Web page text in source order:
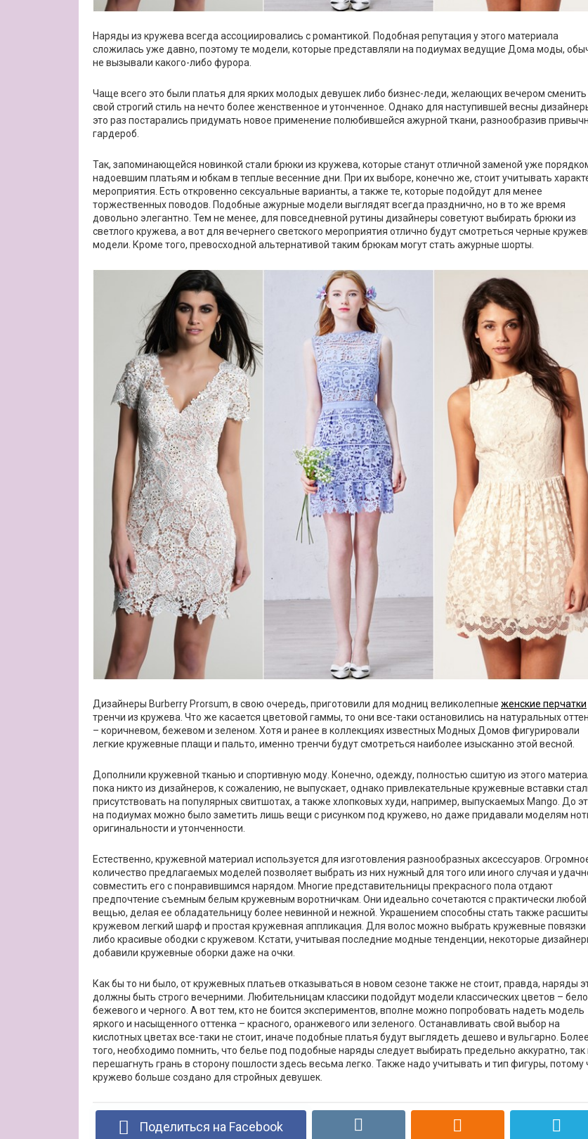
Наряды из кружева всегда ассоциировались с романтикой. Подобная репутация у этого материала
сложилась уже давно, поэтому те модели, которые представляли на подиумах ведущие Дома моды,
не вызывали какого-либо фурора.
Чаще всего это были платья для ярких молодых девушек либо бизнес-леди, желающих вечером сменить
свой строгий стиль на нечто более женственное и утонченное. Однако для наступившей весны
это раз постарались придумать новое применение полюбившейся ажурной ткани, разнообразив
гардероб.
Так, запоминающейся новинкой стали брюки из кружева, которые станут отличной заменой уже
надоевшим платьям и юбкам в теплые весенние дни. При их выборе, конечно же, стоит учитывать
мероприятия. Есть откровенно сексуальные варианты, а также те, которые подойдут для менее
торжественных поводов. Подобные ажурные модели выглядят всегда празднично, но в то же время
довольно элегантно. Тем не менее, для повседневной рутины дизайнеры советуют выбирать брюки из
светлого кружева, а вот для вечернего светского мероприятия отлично будут смотреться черные
модели. Кроме того, превосходной альтернативой таким брюкам могут стать ажурные шорты.
Дизайнеры Burberry Prorsum, в свою очередь, приготовили для модниц великолепные женские перчатки
тренчи из кружева. Что же касается цветовой гаммы, то они все-таки остановились на натуральных
– коричневом, бежевом и зеленом. Хотя и ранее в коллекциях известных Модных Домов фигурировали
легкие кружевные плащи и пальто, именно тренчи будут смотреться наиболее изысканно этой весной.
Дополнили кружевной тканью и спортивную моду. Конечно, одежду, полностью сшитую из этого
пока никто из дизайнеров, к сожалению, не выпускает, однако привлекательные кружевные вставки
присутствовать на популярных свитшотах, а также хлопковых худи, например, выпускаемых Mango. До
на подиумах можно было заметить лишь вещи с рисунком под кружево, но даже придавали моделям
оригинальности и утонченности.
Естественно, кружевной материал используется для изготовления разнообразных аксессуаров.
количество предлагаемых моделей позволяет выбрать из них нужный для того или иного случая и
совместить его с понравившимся нарядом. Многие представительницы прекрасного пола отдают
предпочтение съемным белым кружевным воротничкам. Они идеально сочетаются с практически любой
вещью, делая ее обладательницу более невинной и нежной. Украшением способны стать также
кружевом легкий шарф и простая кружевная аппликация. Для волос можно выбрать кружевные повязки
либо красивые ободки с кружевом. Кстати, учитывая последние модные тенденции, некоторые
добавили кружевные оборки даже на очки.
Как бы то ни было, от кружевных платьев отказываться в новом сезоне также не стоит, правда, наряды
должны быть строго вечерними. Любительницам классики подойдут модели классических цветов –
бежевого и черного. А вот тем, кто не боится экспериментов, вполне можно попробовать надеть модель
яркого и насыщенного оттенка – красного, оранжевого или зеленого. Останавливать свой выбор на
кислотных цветах все-таки не стоит, иначе подобные платья будут выглядеть дешево и вульгарно. Более
того, необходимо помнить, что белье под подобные наряды следует выбирать предельно аккуратно, так
перешагнуть грань в сторону пошлости здесь весьма легко. Также надо учитывать и тип фигуры, потому
кружево больше создано для стройных девушек.
Поделиться на Facebook